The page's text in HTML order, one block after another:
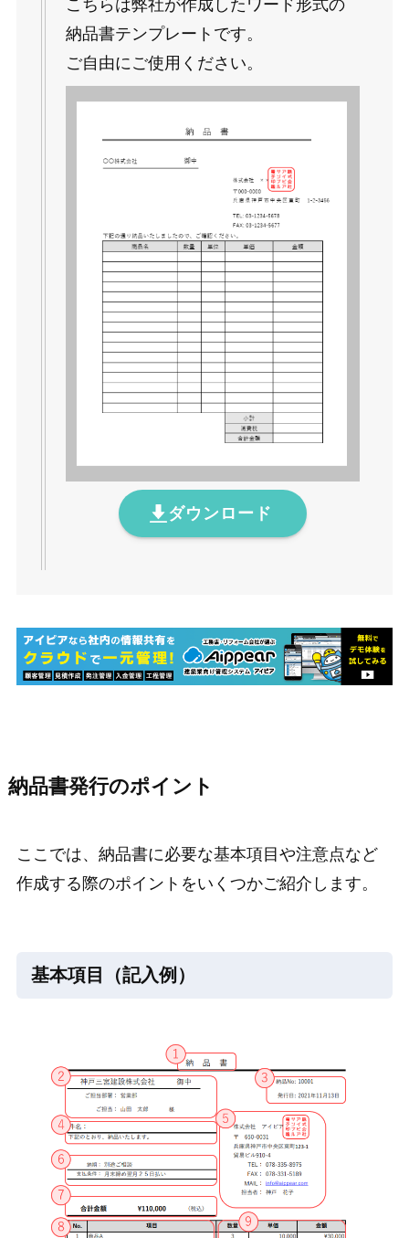
こちらは弊社が作成したワード形式の
納品書テンプレートです。
ご自由にご使用ください。
ダウンロード
納品書発行のポイント
ここでは、納品書に必要な基本項目や注意点など
作成する際のポイントをいくつかご紹介します。
基本項目（記入例）